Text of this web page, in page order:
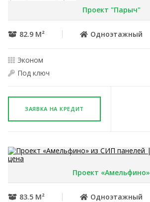
Проект "Парыч"
82.9 М² Одноэтажный
Эконом
Под ключ
ЗАЯВКА НА КРЕДИТ
Проект «Амельфино»
83.5 М² Одноэтажный